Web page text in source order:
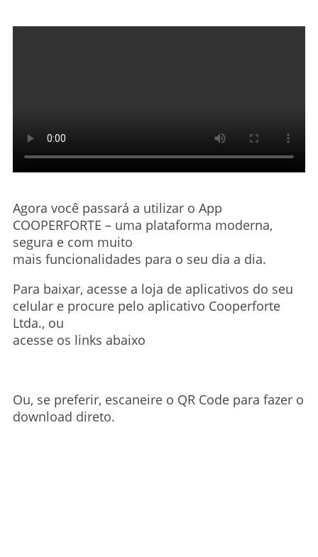
Agora você passará a utilizar o App
COOPERFORTE – uma plataforma moderna,
segura e com muito
mais funcionalidades para o seu dia a dia.
Para baixar, acesse a loja de aplicativos do seu
celular e procure pelo aplicativo Cooperforte
Ltda., ou
acesse os links abaixo
Ou, se preferir, escaneire o QR Code para fazer o
download direto.